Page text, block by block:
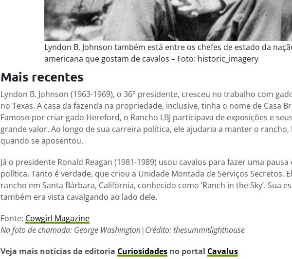
Lyndon B. Johnson também está entre os chefes de estado da
americana que gostam de cavalos – Foto: historic_imagery
Mais recentes
Lyndon B. Johnson (1963-1969), o 36° presidente, cresceu no trabalho com
no Texas. A casa da fazenda na propriedade, inclusive, tinha o nome de Casa
Famoso por criar gado Hereford, o Rancho LBJ participava de exposições e
grande valor. Ao longo de sua carreira política, ele ajudaria a manter o rancho,
quando se aposentou.
Já o presidente Ronald Reagan (1981-1989) usou cavalos para fazer uma
política. Tanto é verdade, que criou a Unidade Montada de Serviços Secretos.
rancho em Santa Bárbara, Califórnia, conhecido como ‘Ranch in the Sky’. Sua
também era vista cavalgando ao lado dele.
Fonte: Cowgirl Magazine
Na foto de chamada: George Washington|Crédito: thesummitlighthouse
Veja mais notícias da editoria Curiosidades no portal Cavalus